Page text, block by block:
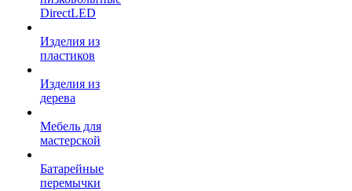
DirectLED
Изделия из
пластиков
Изделия из
дерева
Мебель для
мастерской
Батарейные
перемычки